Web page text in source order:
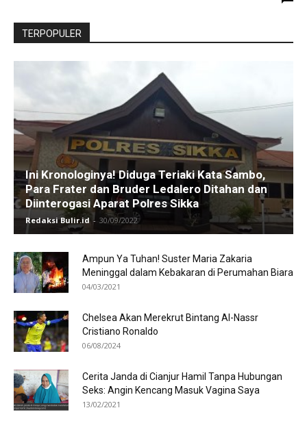
TERPOPULER
Ini Kronologinya! Diduga Teriaki Kata Sambo,
Para Frater dan Bruder Ledalero Ditahan dan
Diinterogasi Aparat Polres Sikka
Redaksi Bulir.id - 30/09/2022
Ampun Ya Tuhan! Suster Maria Zakaria
Meninggal dalam Kebakaran di Perumahan Biara
04/03/2021
Chelsea Akan Merekrut Bintang Al-Nassr
Cristiano Ronaldo
06/08/2024
Cerita Janda di Cianjur Hamil Tanpa Hubungan
Seks: Angin Kencang Masuk Vagina Saya
13/02/2021